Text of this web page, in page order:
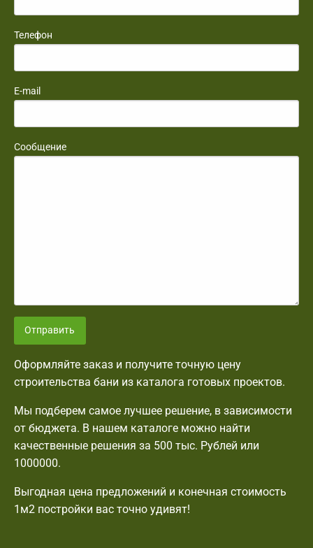
Телефон
E-mail
Сообщение
Отправить
Оформляйте заказ и получите точную цену
строительства бани из каталога готовых проектов.
Мы подберем самое лучшее решение, в зависимости
от бюджета. В нашем каталоге можно найти
качественные решения за 500 тыс. Рублей или
1000000.
Выгодная цена предложений и конечная стоимость
1м2 постройки вас точно удивят!